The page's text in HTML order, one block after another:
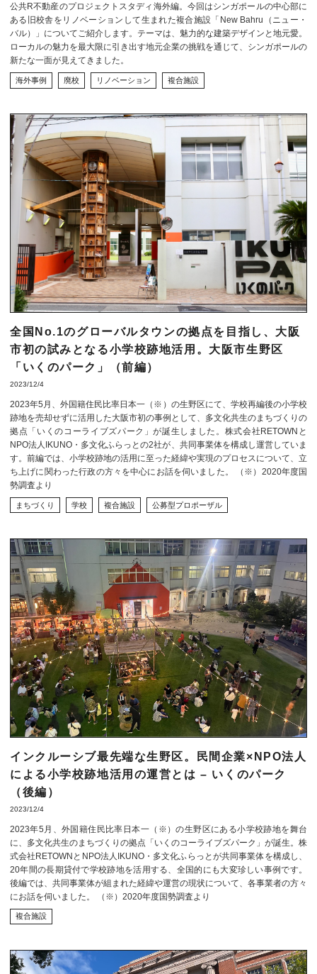
公共R不動産のプロジェクトスタディ海外編。今回はシンガポールの中心部に
ある旧校舎をリノベーションして生まれた複合施設「New Bahru（ニュー・
バル）」についてご紹介します。テーマは、魅力的な建築デザインと地元愛。
ローカルの魅力を最大限に引き出す地元企業の挑戦を通じて、シンガポールの
新たな一面が見えてきました。
海外事例 廃校 リノベーション 複合施設
全国No.1のグローバルタウンの拠点を目指し、大阪
市初の試みとなる小学校跡地活用。大阪市生野区
「いくのパーク」（前編）
2023/12/4
2023年5月、外国籍住民比率日本一（※）の生野区にて、学校再編後の小学校
跡地を売却せずに活用した大阪市初の事例として、多文化共生のまちづくりの
拠点「いくのコーライブズパーク」が誕生しました。株式会社RETOWNと
NPO法人IKUNO・多文化ふらっとの2社が、共同事業体を構成し運営していま
す。前編では、小学校跡地の活用に至った経緯や実現のプロセスについて、立
ち上げに関わった行政の方々を中心にお話を伺いました。 （※）2020年度国
勢調査より
まちづくり 学校 複合施設 公募型プロポーザル
インクルーシブ最先端な生野区。民間企業×NPO法人
による小学校跡地活用の運営とは – いくのパーク
（後編）
2023/12/4
2023年5月、外国籍住民比率日本一（※）の生野区にある小学校跡地を舞台
に、多文化共生のまちづくりの拠点「いくのコーライブズパーク」が誕生。株
式会社RETOWNとNPO法人IKUNO・多文化ふらっとが共同事業体を構成し、
20年間の長期貸付で学校跡地を活用する、全国的にも大変珍しい事例です。
後編では、共同事業体が組まれた経緯や運営の現状について、各事業者の方々
にお話を伺いました。 （※）2020年度国勢調査より
複合施設